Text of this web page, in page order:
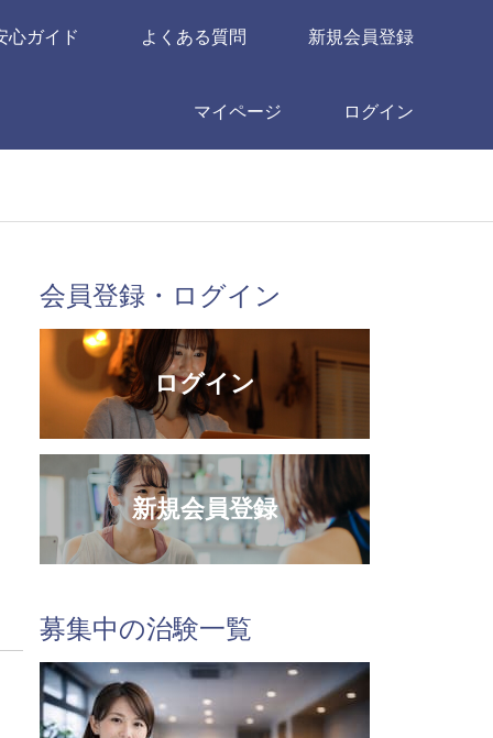
心ガイド よくある質問 新規会員登録
マイページ ログイン
会員登録・ログイン
ログイン
新規会員登録
募集中の治験一覧